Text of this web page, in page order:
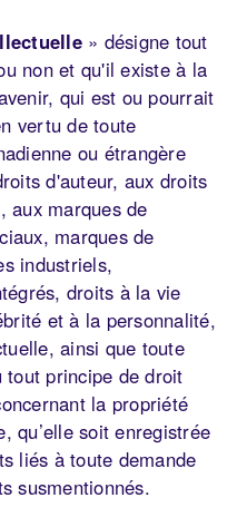
» désigne tout
non et qu'il existe à la
qui est ou pourrait
vertu de toute
ou étrangère
d'auteur, aux droits
aux marques de
marques de
industriels,
droits à la vie
et à la personnalité,
ainsi que toute
principe de droit
la propriété
qu’elle soit enregistrée
liés à toute demande
susmentionnés.